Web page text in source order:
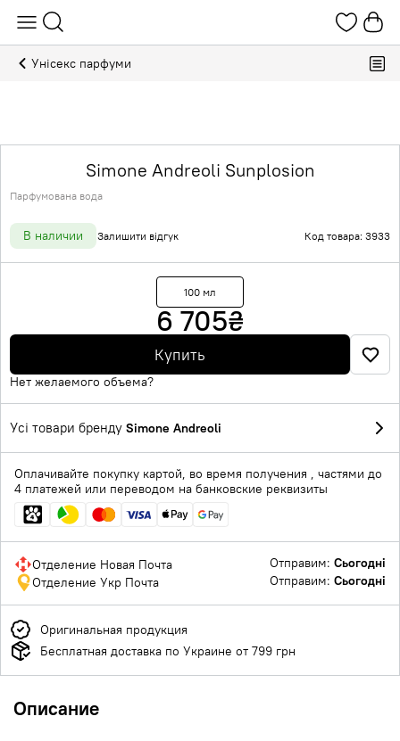
Унісекс парфуми
Simone Andreoli Sunplosion
Парфумована вода
В наличии Залишити відгук Код товара: 3933
100 мл
6 705₴
Купить
Нет желаемого объема?
Усі товари бренду Simone Andreoli
Оплачивайте покупку картой, во время получения , частями до
4 платежей или переводом на банковские реквизиты
Отделение Новая Почта Отправим: Сьогодні
Отделение Укр Почта
Отправим: Сьогодні
Оригинальная продукция
Бесплатная доставка по Украине от 799 грн
Описание